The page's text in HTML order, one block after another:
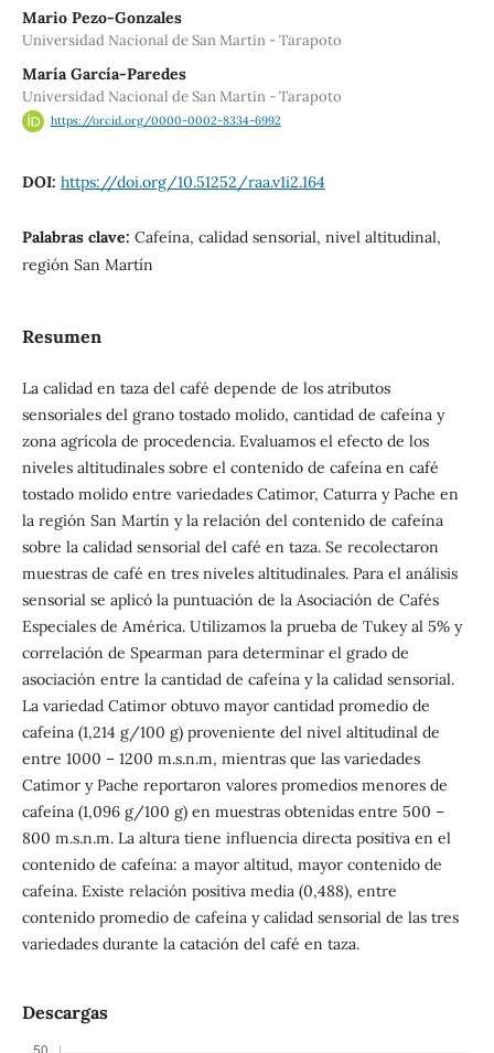
Mario Pezo-Gonzales
Universidad Nacional de San Martin - Tarapoto
María García-Paredes
Universidad Nacional de San Martin - Tarapoto
https://orcid.org/0000-0002-8334-6992
DOI: https://doi.org/10.51252/raa.v1i2.164
Palabras clave: Cafeína, calidad sensorial, nivel altitudinal,
región San Martín
Resumen
La calidad en taza del café depende de los atributos
sensoriales del grano tostado molido, cantidad de cafeína y
zona agrícola de procedencia. Evaluamos el efecto de los
niveles altitudinales sobre el contenido de cafeína en café
tostado molido entre variedades Catimor, Caturra y Pache en
la región San Martín y la relación del contenido de cafeína
sobre la calidad sensorial del café en taza. Se recolectaron
muestras de café en tres niveles altitudinales. Para el análisis
sensorial se aplicó la puntuación de la Asociación de Cafés
Especiales de América. Utilizamos la prueba de Tukey al 5% y
correlación de Spearman para determinar el grado de
asociación entre la cantidad de cafeína y la calidad sensorial.
La variedad Catimor obtuvo mayor cantidad promedio de
cafeína (1,214 g/100 g) proveniente del nivel altitudinal de
entre 1000 – 1200 m.s.n.m, mientras que las variedades
Catimor y Pache reportaron valores promedios menores de
cafeína (1,096 g/100 g) en muestras obtenidas entre 500 –
800 m.s.n.m. La altura tiene influencia directa positiva en el
contenido de cafeína: a mayor altitud, mayor contenido de
cafeína. Existe relación positiva media (0,488), entre
contenido promedio de cafeína y calidad sensorial de las tres
variedades durante la catación del café en taza.
Descargas